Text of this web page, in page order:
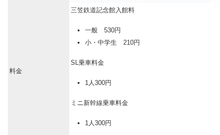
料金
三笠鉄道記念館入館料
一般 530円
小・中学生 210円
SL乗車料金
1人300円
ミニ新幹線乗車料金
1人300円